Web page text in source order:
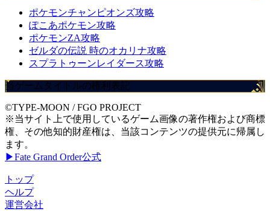
ポケモンチャンピオンズ攻略
ぽこあポケモン攻略
ポケモンZA攻略
ゼルダの伝説 時のオカリナ攻略
スプラトゥーンレイダース攻略
当ゲームタイトルの権利表記
©TYPE-MOON / FGO PROJECT
※当サイト上で使用しているゲーム画像の著作権および商標
権、その他知的財産権は、当該コンテンツの提供元に帰属し
ます。
▶Fate Grand Order公式
トップ
ヘルプ
運営会社